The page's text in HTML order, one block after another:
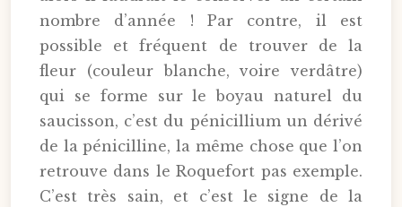
nombre d’année ! Par contre, il est
possible et fréquent de trouver de la
fleur (couleur blanche, voire verdâtre)
qui se forme sur le boyau naturel du
saucisson, c’est du pénicillium un dérivé
de la pénicilline, la même chose que l’on
retrouve dans le Roquefort pas exemple.
C’est très sain, et c’est le signe de la